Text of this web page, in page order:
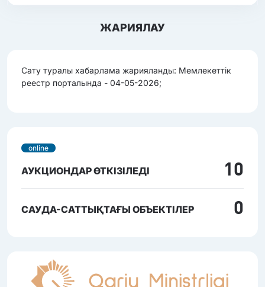
ЖАРИЯЛАУ
Сату туралы хабарлама жарияланды: Мемлекеттік
реестр порталында - 04-05-2026;
online
АУКЦИОНДАР ӨТКІЗІЛЕДІ 10
САУДА-САТТЫҚТАҒЫ ОБЪЕКТІЛЕР 0